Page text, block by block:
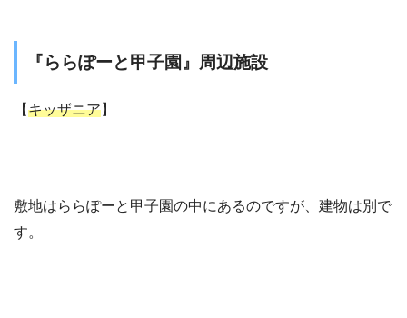
『ららぽーと甲子園』周辺施設
【キッザニア】
敷地はららぽーと甲子園の中にあるのですが、建物は別で
す。